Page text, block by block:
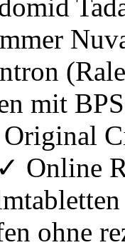
mit
Online
ohne